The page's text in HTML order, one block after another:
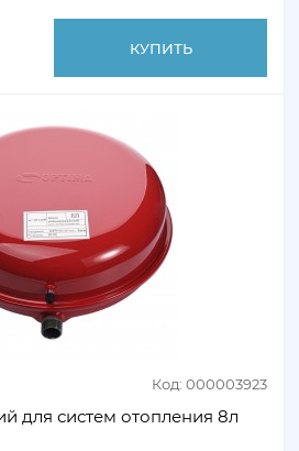
КУПИТЬ
Код: 000003923
для систем отопления 8л